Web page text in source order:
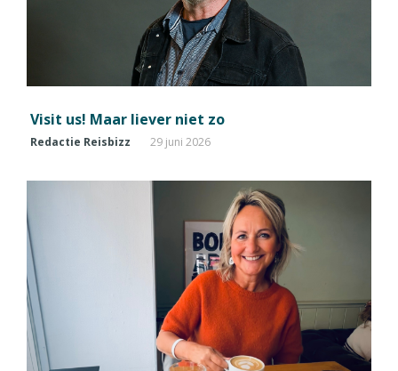
Visit us! Maar liever niet zo
Redactie Reisbizz 29 juni 2026